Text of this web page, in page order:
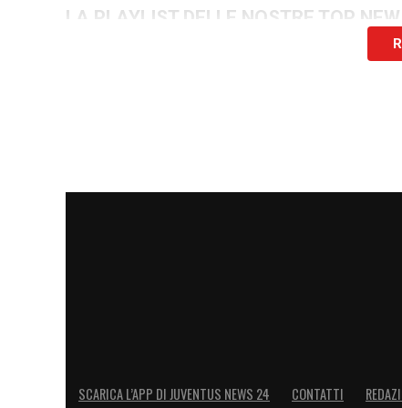
LA PLAYLIST DELLE NOSTRE TOP
SCARICA L’APP DI JUVENTUS NEWS 24 CONTATTI